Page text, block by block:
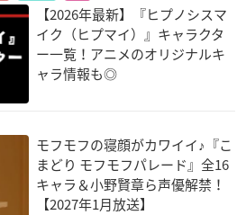
【2026年最新】『ヒプノシスマ
イク（ヒプマイ）』キャラクタ
ー一覧！アニメのオリジナルキ
ャラ情報も◎
モフモフの寝顔がカワイイ♪『こ
まどり モフモフパレード』全16
キャラ＆小野賢章ら声優解禁！
【2027年1月放送】